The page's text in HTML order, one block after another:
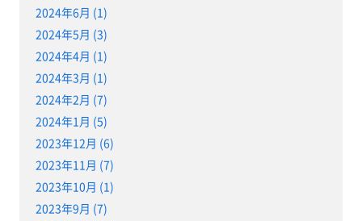
2024年6月 (1)
2024年5月 (3)
2024年4月 (1)
2024年3月 (1)
2024年2月 (7)
2024年1月 (5)
2023年12月 (6)
2023年11月 (7)
2023年10月 (1)
2023年9月 (7)